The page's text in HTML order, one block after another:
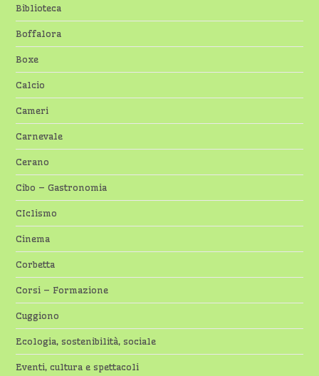
Biblioteca
Boffalora
Boxe
Calcio
Cameri
Carnevale
Cerano
Cibo – Gastronomia
CIclismo
Cinema
Corbetta
Corsi – Formazione
Cuggiono
Ecologia, sostenibilità, sociale
Eventi, cultura e spettacoli